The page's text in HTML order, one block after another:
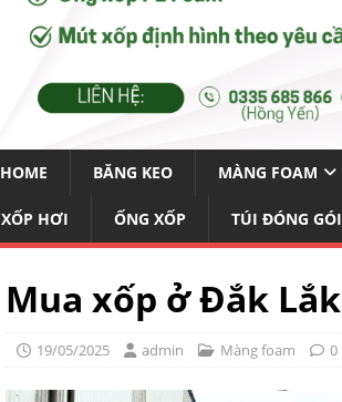
HOME BĂNG KEO MÀNG FOAM
XỐP HƠI ỐNG XỐP TÚI ĐÓNG GÓI
Mua xốp ở Đắk Lắk
19/05/2025 admin Màng foam 0